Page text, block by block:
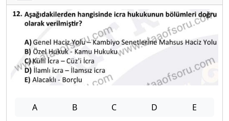
A B C D E